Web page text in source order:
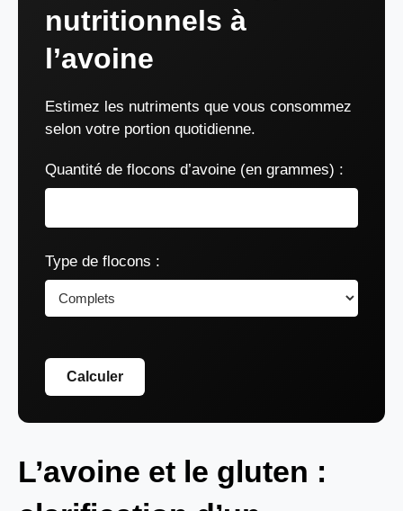
nutritionnels à
l’avoine
Estimez les nutriments que vous consommez
selon votre portion quotidienne.
Quantité de flocons d’avoine (en grammes) :
Type de flocons :
Calculer
L’avoine et le gluten :